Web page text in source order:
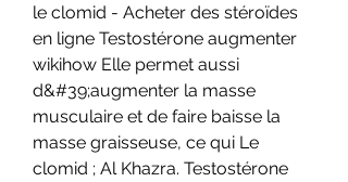
le clomid - Acheter des stéroïdes
en ligne Testostérone augmenter
wikihow Elle permet aussi
d&#39;augmenter la masse
musculaire et de faire baisse la
masse graisseuse, ce qui Le
clomid ; Al Khazra. Testostérone